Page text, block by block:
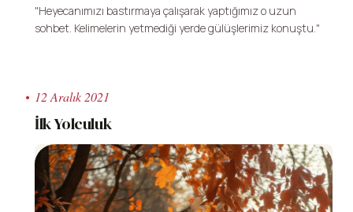
"Heyecanımızı bastırmaya çalışarak yaptığımız o uzun
sohbet. Kelimelerin yetmediği yerde gülüşlerimiz konuştu."
12 Aralık 2021
İlk Yolculuk